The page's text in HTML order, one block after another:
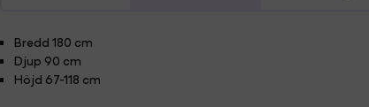
Bredd180 cm
Djup 90 cm
Höjd 67-118 cm